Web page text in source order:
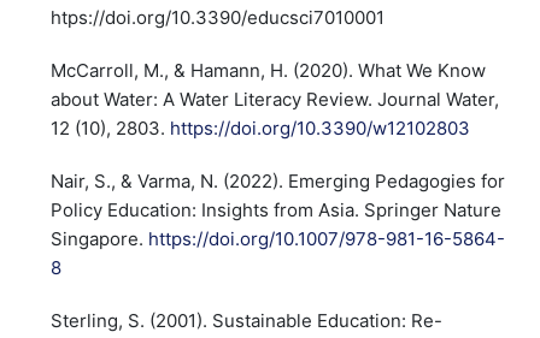
htps://doi.org/10.3390/educsci7010001
McCarroll, M., & Hamann, H. (2020). What We Know
about Water: A Water Literacy Review. Journal Water,
12 (10), 2803. https://doi.org/10.3390/w12102803
Nair, S., & Varma, N. (2022). Emerging Pedagogies for
Policy Education: Insights from Asia. Springer Nature
Singapore. https://doi.org/10.1007/978-981-16-5864-
8
Sterling, S. (2001). Sustainable Education: Re-